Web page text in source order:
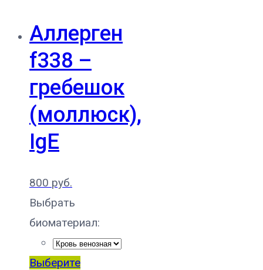
Аллерген
f338 –
гребешок
(моллюск),
IgE
800 руб.
Выбрать
биоматериал:
Выберите